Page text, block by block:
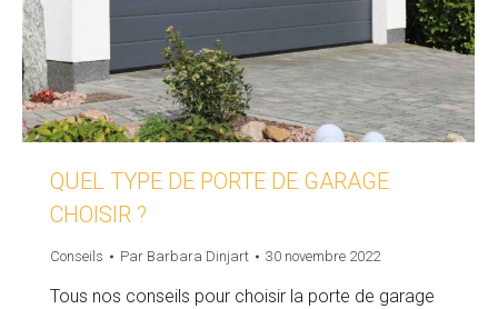
QUEL TYPE DE PORTE DE GARAGE
CHOISIR ?
Conseils Par Barbara Dinjart 30 novembre 2022
Tous nos conseils pour choisir la porte de garage